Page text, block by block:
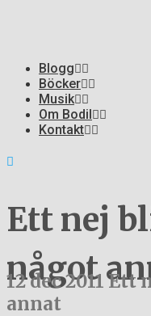
Blogg
Böcker
Musik
Om Bodil
Kontakt
Ett nej
något
12 dec 2011Ett
annat